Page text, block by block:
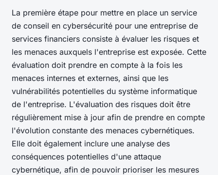
La première étape pour mettre en place un service
de conseil en cybersécurité pour une entreprise de
services financiers consiste à évaluer les risques et
les menaces auxquels l'entreprise est exposée. Cette
évaluation doit prendre en compte à la fois les
menaces internes et externes, ainsi que les
vulnérabilités potentielles du système informatique
de l'entreprise. L'évaluation des risques doit être
régulièrement mise à jour afin de prendre en compte
l'évolution constante des menaces cybernétiques.
Elle doit également inclure une analyse des
conséquences potentielles d'une attaque
cybernétique, afin de pouvoir prioriser les mesures